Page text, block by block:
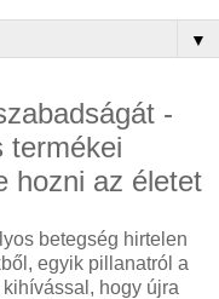
▼
-
termékei
hozni az életet
betegség hirtelen
egyik pillanatról a
hogy újra